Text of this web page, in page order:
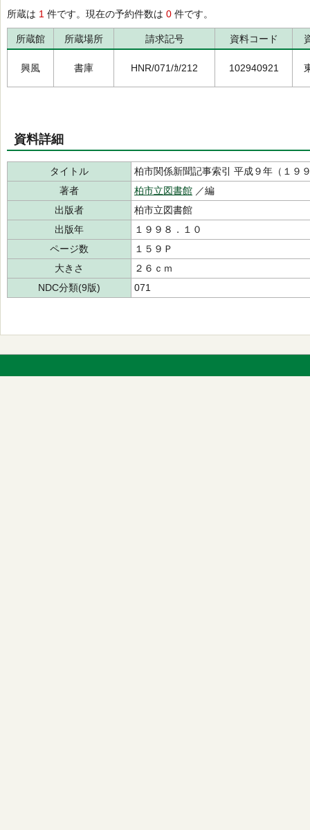
所蔵は 1 件です。現在の予約件数は 0 件です。
所蔵館 所蔵場所 請求記号 資料コード
興風 書庫 HNR/071/ｶ/212 102940921
資料詳細
タイトル
柏市関係新聞記事索引 平成９年（１９
著者
柏市立図書館 ／編
出版者
柏市立図書館
出版年
１９９８．１０
ページ数
１５９Ｐ
大きさ
２６ｃｍ
NDC分類(9版)
071